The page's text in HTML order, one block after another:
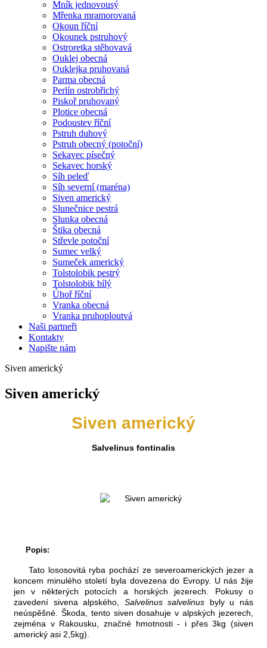
Mník jednovousý
Mřenka mramorovaná
Okoun říční
Okounek pstruhový
Ostroretka stěhovavá
Ouklej obecná
Ouklejka pruhovaná
Parma obecná
Perlín ostrobřichý
Piskoř pruhovaný
Plotice obecná
Podoustev říční
Pstruh duhový
Pstruh obecný (potoční)
Sekavec písečný
Sekavec horský
Síh peleď
Síh severní (maréna)
Siven americký
Slunečnice pestrá
Slunka obecná
Štika obecná
Střevle potoční
Sumec velký
Sumeček americký
Tolstolobik pestrý
Tolstolobik bílý
Úhoř říční
Vranka obecná
Vranka pruhoploutvá
Naši partneři
Kontakty
Napište nám
Siven americký
Siven americký
Siven americký
Salvelinus fontinalis
Popis:
Tato lososovitá ryba pochází ze severoamerických jezer a
koncem minulého století byla dovezena do Evropy. U nás žije
jen v některých potocích a horských jezerech. Pokusy o
zavedení sivena alpského, Salvelinus salvelinus byly u nás
neúspěšné. Škoda, tento siven dosahuje v alpských jezerech,
zejména v Rakousku, značné hmotnosti - i přes 3kg (siven
americký asi 2,5kg).